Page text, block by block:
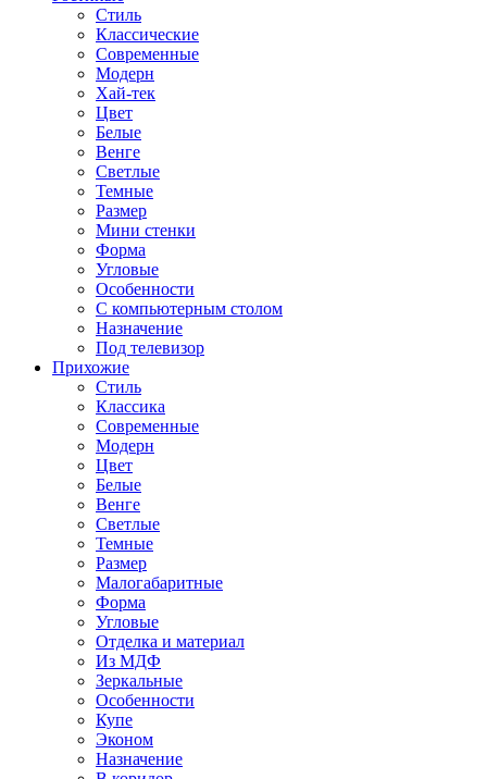
Стиль
Классические
Современные
Модерн
Хай-тек
Цвет
Белые
Венге
Светлые
Темные
Размер
Мини стенки
Форма
Угловые
Особенности
С компьютерным столом
Назначение
Под телевизор
Прихожие
Стиль
Классика
Современные
Модерн
Цвет
Белые
Венге
Светлые
Темные
Размер
Малогабаритные
Форма
Угловые
Отделка и материал
Из МДФ
Зеркальные
Особенности
Купе
Эконом
Назначение